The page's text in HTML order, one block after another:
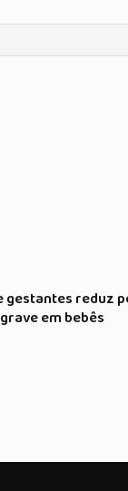
gestantes reduz
em bebês